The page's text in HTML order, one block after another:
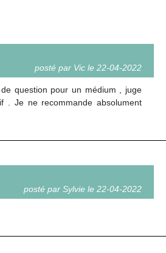
posté par Vic le 22-04-2022
question pour un médium , juge
. Je ne recommande absolument
posté par Sylvie le 22-04-2022